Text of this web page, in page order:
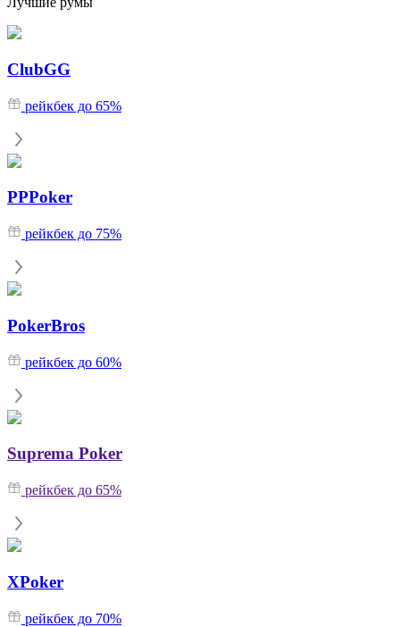
ClubGG
рейкбек до 65%
PPPoker
рейкбек до 75%
PokerBros
рейкбек до 60%
Suprema Poker
рейкбек до 65%
XPoker
рейкбек до 70%